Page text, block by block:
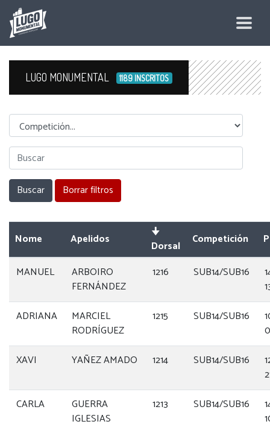
LUGO MONUMENTAL 1189 INSCRITOS
Competicion
Nome Apelidos Dorsal Competición
MANUEL
ARBOIRO
FERNÁNDEZ
1216 SUB14/SUB16
ADRIANA
MARCIEL
RODRÍGUEZ
1215 SUB14/SUB16
XAVI
YAÑEZ AMADO 1214 SUB14/SUB16
CARLA
GUERRA
IGLESIAS
1213 SUB14/SUB16